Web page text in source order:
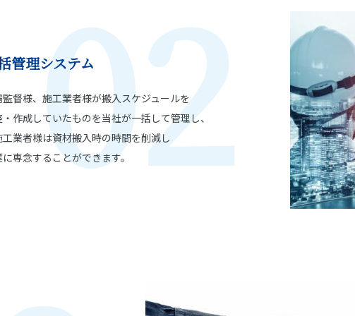
管理システム
監督様、施工業者様が搬入スケジュールを
作成していたものを当社が一括して管理し、
工業者様は資材搬入時の時間を削減し
専念することができます。
02